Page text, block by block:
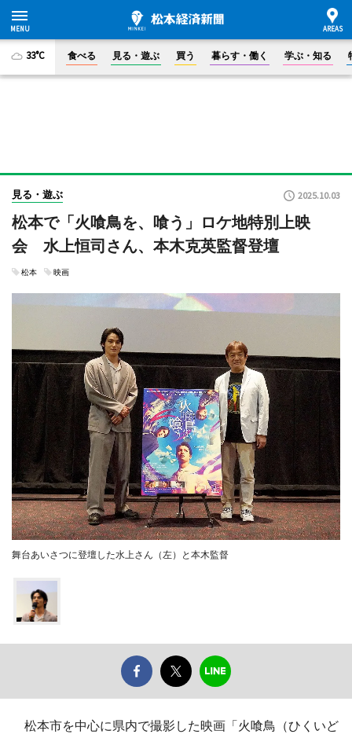
33°C 食べる 見る・遊ぶ 買う 暮らす・働く 学ぶ・知る
見る・遊ぶ 2025.10.03
松本で「火喰鳥を、喰う」ロケ地特別上映
会 水上恒司さん、本木克英監督登壇
松本 映画
舞台あいさつに登壇した水上さん（左）と本木監督
松本市を中心に県内で撮影した映画「火喰鳥（ひくいど